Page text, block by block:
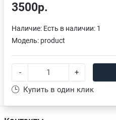
3500р.
Наличие: Есть в наличии: 1
Модель: product
- +
Купить в один клик